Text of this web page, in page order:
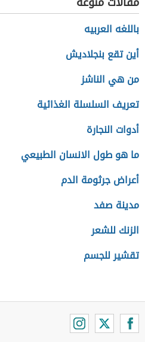
باللغه العربيه
أين تقع بنجلاديش
من هي الناشز
تعريف السلسلة الغذائية
أدوات النجارة
ما هو طول الانسان الطبيعي
أعراض جرثومة الدم
مدينة صفد
الزنك للشعر
تقشير للجسم